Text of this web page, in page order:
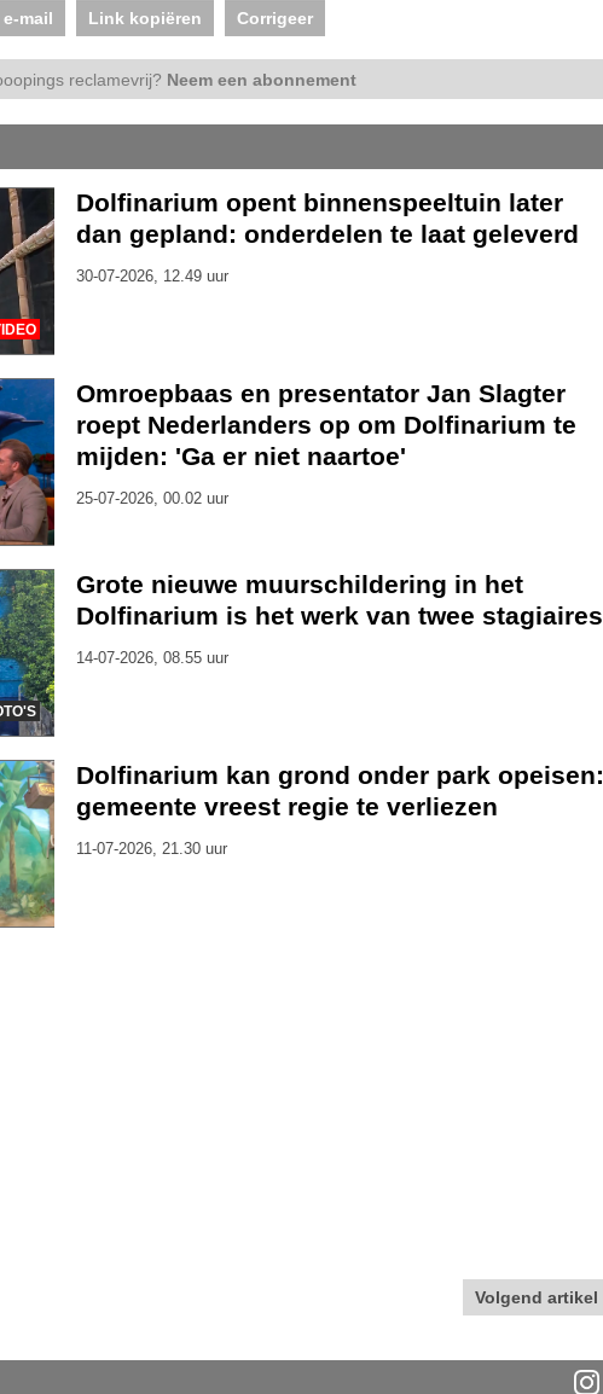
mail Link kopiëren Corrigeer
reclamevrij? Neem een abonnement
Dolfinarium opent binnenspeeltuin later
dan gepland: onderdelen te laat geleverd
30-07-2026, 12.49 uur
Omroepbaas en presentator Jan Slagter
roept Nederlanders op om Dolfinarium te
mijden: 'Ga er niet naartoe'
25-07-2026, 00.02 uur
Grote nieuwe muurschildering in het
Dolfinarium is het werk van twee stagiaires
14-07-2026, 08.55 uur
Dolfinarium kan grond onder park opeisen:
gemeente vreest regie te verliezen
11-07-2026, 21.30 uur
Volgend artikel